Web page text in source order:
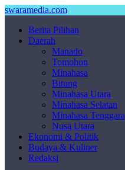
swaramedia.com
Berita Pilihan
Daerah
Manado
Tomohon
Minahasa
Bitung
Minahasa Utara
Minahasa Selatan
Minahasa Tenggara
Nusa Utara
Ekonomi & Politik
Budaya & Kuliner
Redaksi